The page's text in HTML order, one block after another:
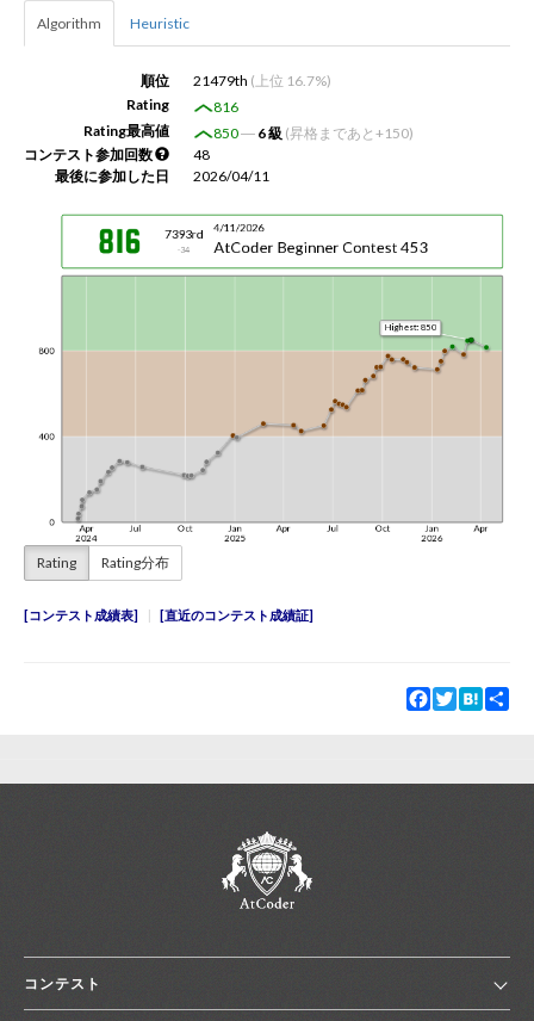
JP EN
Algorithm Heuristic
順位 21479th (上位 16.7%)
Rating
816
Rating最高値
850― 6 級 (昇格まであと+150)
コンテスト参加回数
48
最後に参加した日
2026/04/11
Rating Rating分布
コンテスト成績表 直近のコンテスト成績証
Facebook
TwitterHatena
コンテスト